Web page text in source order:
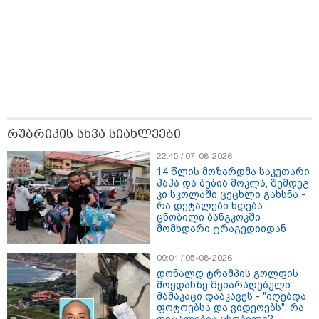
ირაკლი კობახიძე
13:16 / 08-08-2026
"ძალიან ბევრ ინფორმაციას
ვიღებთ ხალხისგან" - რას წერს
ადვოკატი ტარიელ კაკაბაძე
თბილისი - ანტალია 826.90
რუბრიკის სხვა სიახლეები
22:45 / 07-08-2026
14 წლის მოზარდმა საკუთარი
პაპა და ბებია მოკლა, შემდეგ
კი სკოლაში ცეცხლი გახსნა -
რა დეტალები ხდება
ცნობილი ბანგკოკში
მომხდარი ტრაგედიიდან
09:01 / 05-08-2026
დონალდ ტრამპის გოლფის
მოედანზე შეიარაღებული
მამაკაცი დააკავეს - "იღებდა
ფოტოებსა და ვიდეოებს": რა